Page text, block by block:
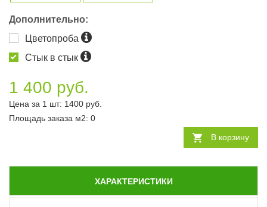
Дополнительно:
Цветопроба
Стык в стык
1 400 руб.
Цена за 1 шт: 1400 руб.
Площадь заказа м2: 0
В корзину
ХАРАКТЕРИСТИКИ